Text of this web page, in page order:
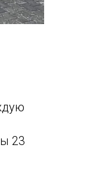
23